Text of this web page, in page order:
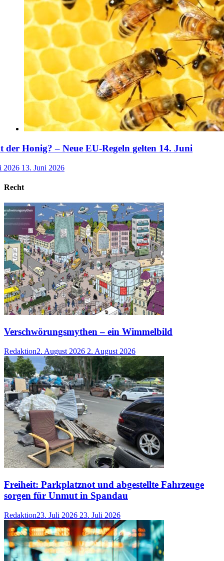
der Honig? – Neue EU-Regeln gelten 14. Juni
2026 13. Juni 2026
Recht
Verschwörungsmythen – ein Wimmelbild
Redaktion2. August 2026 2. August 2026
Freiheit: Parkplatznot und abgestellte Fahrzeuge
sorgen für Unmut in Spandau
Redaktion23. Juli 2026 23. Juli 2026